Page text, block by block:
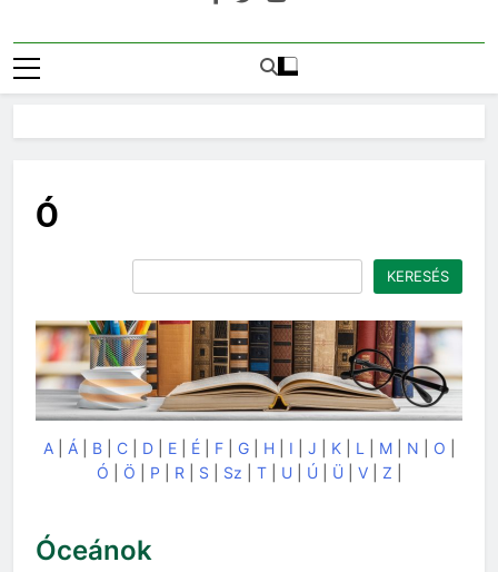
Ó
KERESÉS
A| Á| B| C| D| E| É| F| G| H| I J K| L M| N O
Ó
Ö P R S Sz T| U| Ú| Ü| V| Z
Óceánok